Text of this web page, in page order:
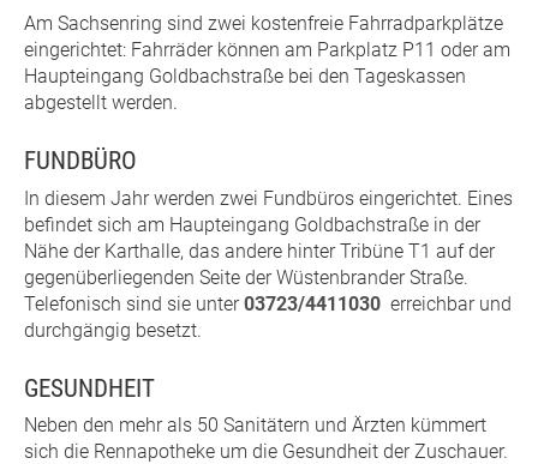
Am Sachsenring sind zwei kostenfreie Fahrradparkplätze
eingerichtet: Fahrräder können am Parkplatz P11 oder am
Haupteingang Goldbachstraße bei den Tageskassen
abgestellt werden.
FUNDBÜRO
In diesem Jahr werden zwei Fundbüros eingerichtet. Eines
befindet sich am Haupteingang Goldbachstraße in der
Nähe der Karthalle, das andere hinter Tribüne T1 auf der
gegenüberliegenden Seite der Wüstenbrander Straße.
Telefonisch sind sie unter03723/4411030 erreichbar und
durchgängig besetzt.
GESUNDHEIT
Neben den mehr als 50 Sanitätern und Ärzten kümmert
sich die Rennapotheke um die Gesundheit der Zuschauer.